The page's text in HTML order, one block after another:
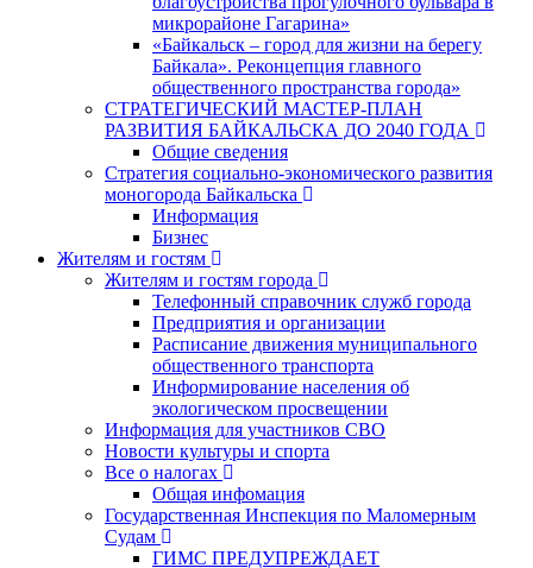
микрорайоне Гагарина»
«Байкальск – город для жизни на берегу
Байкала». Реконцепция главного
общественного пространства города»
СТРАТЕГИЧЕСКИЙ МАСТЕР-ПЛАН
РАЗВИТИЯ БАЙКАЛЬСКА ДО 2040 ГОДА
Общие сведения
Стратегия социально-экономического развития
моногорода Байкальска
Информация
Бизнес
Жителям и гостям
Жителям и гостям города
Телефонный справочник служб города
Предприятия и организации
Расписание движения муниципального
общественного транспорта
Информирование населения об
экологическом просвещении
Информация для участников СВО
Новости культуры и спорта
Все о налогах
Общая инфомация
Государственная Инспекция по Маломерным
Судам
ГИМС ПРЕДУПРЕЖДАЕТ